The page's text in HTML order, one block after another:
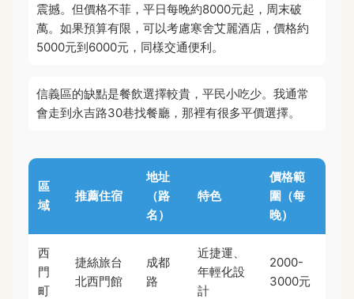
震撼。但價格不菲，平日每晚約8000元起，周末破
萬。如果預算有限，可以考慮寒舍艾麗酒店，價格約
5000元到6000元，同樣交通便利。
信義區的缺點是餐飲選擇較貴，平民小吃少。我通常
會走到永吉路30巷找餐廳，那裡有很多平價選擇。
區
域
推薦住宿
地址
（路
名）
特色
價格範
圍（每
晚）
西
門
町
捷絲旅台
北西門館
成都
路
近捷運、
年輕化設
計
2000-
3000元